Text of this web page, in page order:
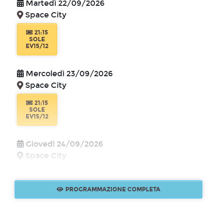
Martedì 22/09/2026
Space City
21:15
SOLE
EV15/12
Mercoledì 23/09/2026
Space City
21:15
SOLE
EV15/12
Giovedì 24/09/2026
Space City
SOLE
PROGRAMMAZIONE COMPLETA